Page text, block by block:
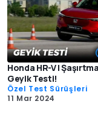
Honda HR-V |
Geyik Testi!
Özel Test Sürüşleri
11 Mar 2024